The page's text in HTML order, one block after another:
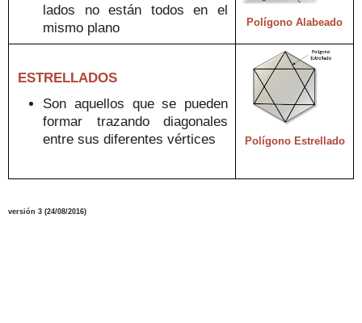
lados no están todos en el
mismo plano
Polígono Alabeado
ESTRELLADOS
Son aquellos quese pueden
formar trazando diagonales
entre sus diferentes vértices
Polígono Estrellado
versión 3 (24/08/2016)